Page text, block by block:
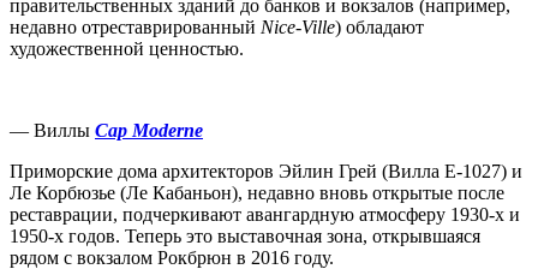
правительственных зданий до банков и вокзалов (например,
недавно отреставрированный Nice-Ville) обладают
художественной ценностью.
— Виллы Cap Moderne
Приморские дома архитекторов Эйлин Грей (Вилла Е-1027) и
Ле Корбюзье (Ле Кабаньон), недавно вновь открытые после
реставрации, подчеркивают авангардную атмосферу 1930-х и
1950-х годов. Теперь это выставочная зона, открывшаяся
рядом с вокзалом Рокбрюн в 2016 году.